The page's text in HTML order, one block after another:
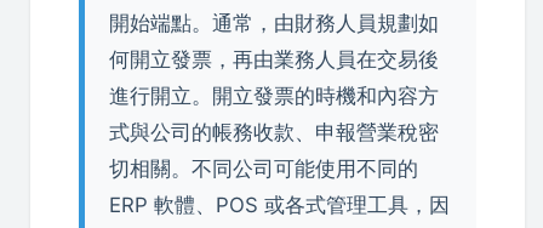
開始端點。通常，由財務人員規劃如
何開立發票，再由業務人員在交易後
進行開立。開立發票的時機和內容方
式與公司的帳務收款、申報營業稅密
切相關。不同公司可能使用不同的
ERP 軟體、POS 或各式管理工具，因